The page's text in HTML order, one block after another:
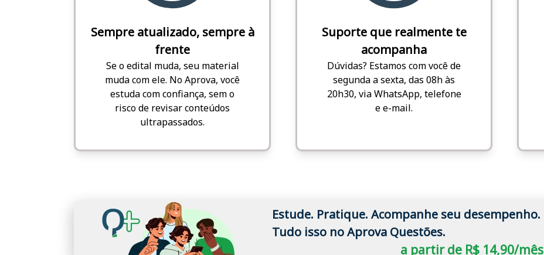
Sempre atualizado, sempre à
frente
Se o edital muda, seu material
muda com ele. No Aprova, você
estuda com confiança, sem o
risco de revisar conteúdos
ultrapassados.
Suporte que realmente te
acompanha
Dúvidas? Estamos com você de
segunda a sexta, das 08h às
20h30, via WhatsApp, telefone
e e-mail.
Estude. Pratique. Acompanhe seu desempenho.
Tudo isso no Aprova Questões.
a partir de R$ 14,90/mês